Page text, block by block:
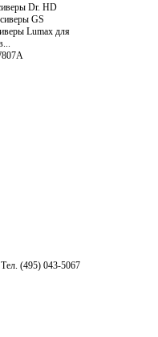
Dr. HD
GS
Lumax для
(495) 043-5067